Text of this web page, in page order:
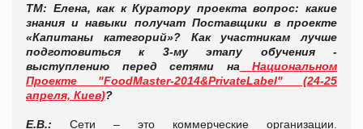
ТМ: Елена, как к Куратору проекта вопрос: какие
знания и навыки получат Поставщики в проекте
«Капитаны категорий»? Как участникам лучше
подготовиться к 3-му этапу обучения -
выступлению перед сетями на Национальном
Проекте "FoodMaster-2014&PrivateLabel" (24-25
апреля, Киев)?
Е.В.: Сети – это коммерческие организации.